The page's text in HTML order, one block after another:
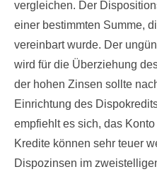
vergleichen. Der
einer bestimmten Summe,
vereinbart wurde. Der
wird für die Überziehung
der hohen Zinsen sollte
Einrichtung des
empfiehlt es sich, das
Kredite können sehr teuer
Dispozinsen im